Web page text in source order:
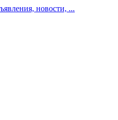
новости, ...